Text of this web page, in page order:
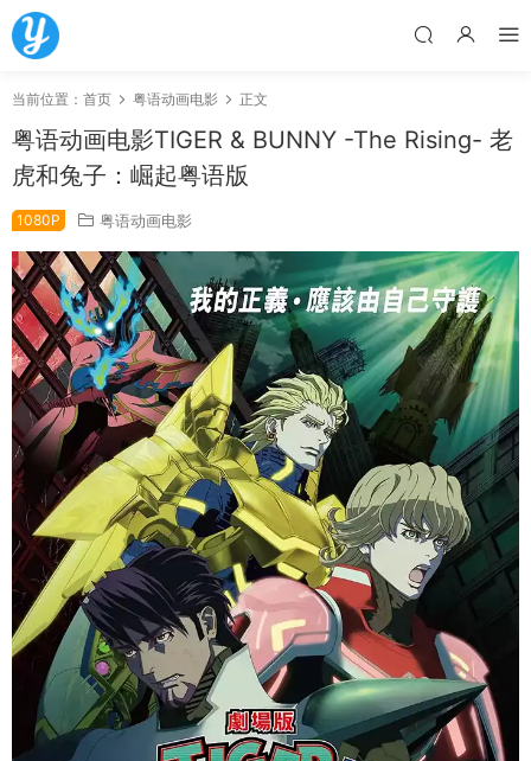
当前位置： 首页 粤语动画电影 正文
粤语动画电影TIGER & BUNNY -The Rising- 老
虎和兔子：崛起粤语版
1080P 粤语动画电影